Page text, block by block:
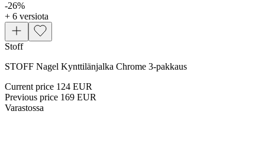
-26%
+ 6 versiota
Stoff
STOFF Nagel Kynttilänjalka Chrome 3-pakkaus
Current price 124 EUR
Previous price 169 EUR
Varastossa